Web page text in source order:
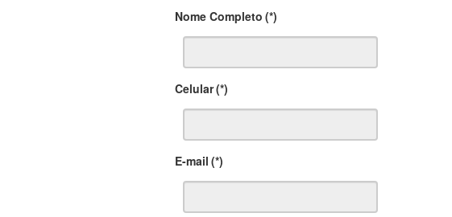
Nome Completo (*)
Celular(*)
E-mail (*)